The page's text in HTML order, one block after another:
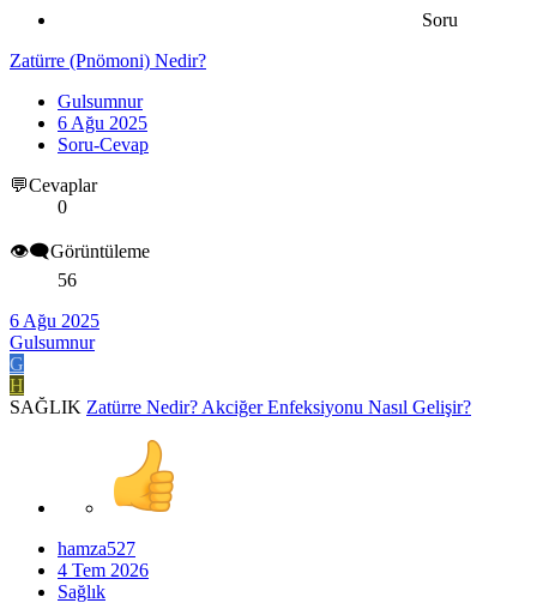
Soru
Zatürre (Pnömoni) Nedir?
Gulsumnur
6 Ağu 2025
Soru-Cevap
💬Cevaplar
0
👁️‍🗨️Görüntüleme
56
6 Ağu 2025
Gulsumnur
G
H
SAĞLIK Zatürre Nedir? Akciğer Enfeksiyonu Nasıl Gelişir?
hamza527
4 Tem 2026
Sağlık